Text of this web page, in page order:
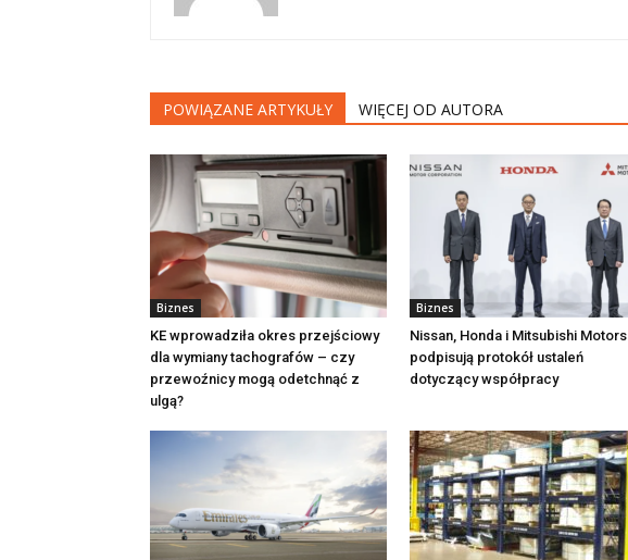
POWIĄZANE ARTYKUŁY WIĘCEJ OD AUTORA
Biznes
KE wprowadziła okres przejściowy
dla wymiany tachografów – czy
przewoźnicy mogą odetchnąć z
ulgą?
Biznes
Nissan, Honda i Mitsubishi Motors
podpisują protokół ustaleń
dotyczący współpracy